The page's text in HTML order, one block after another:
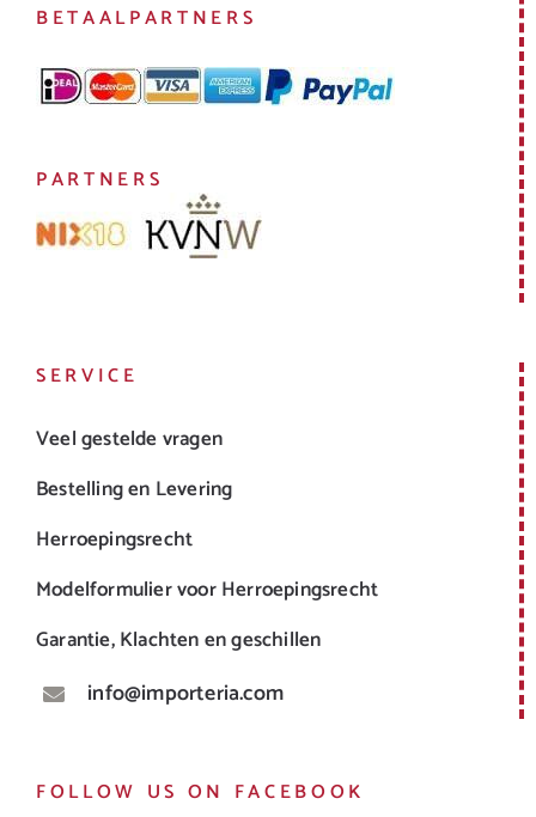
BETAALPARTNERS
PARTNERS
SERVICE
Veel gestelde vragen
Bestelling en Levering
Herroepingsrecht
Modelformulier voor Herroepingsrecht
Garantie, Klachten en geschillen
info@importeria.com
FOLLOW US ON FACEBOOK